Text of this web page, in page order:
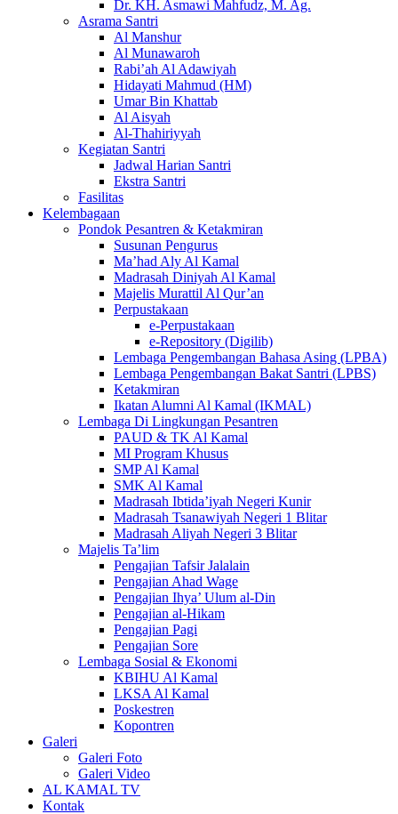
Dr. KH. Asmawi Mahfudz, M. Ag.
Asrama Santri
Al Manshur
Al Munawaroh
Rabi’ah Al Adawiyah
Hidayati Mahmud (HM)
Umar Bin Khattab
Al Aisyah
Al-Thahiriyyah
Kegiatan Santri
Jadwal Harian Santri
Ekstra Santri
Fasilitas
Kelembagaan
Pondok Pesantren & Ketakmiran
Susunan Pengurus
Ma’had Aly Al Kamal
Madrasah Diniyah Al Kamal
Majelis Murattil Al Qur’an
Perpustakaan
e-Perpustakaan
e-Repository (Digilib)
Lembaga Pengembangan Bahasa Asing (LPBA)
Lembaga Pengembangan Bakat Santri (LPBS)
Ketakmiran
Ikatan Alumni Al Kamal (IKMAL)
Lembaga Di Lingkungan Pesantren
PAUD & TK Al Kamal
MI Program Khusus
SMP Al Kamal
SMK Al Kamal
Madrasah Ibtida’iyah Negeri Kunir
Madrasah Tsanawiyah Negeri 1 Blitar
Madrasah Aliyah Negeri 3 Blitar
Majelis Ta’lim
Pengajian Tafsir Jalalain
Pengajian Ahad Wage
Pengajian Ihya’ Ulum al-Din
Pengajian al-Hikam
Pengajian Pagi
Pengajian Sore
Lembaga Sosial & Ekonomi
KBIHU Al Kamal
LKSA Al Kamal
Poskestren
Kopontren
Galeri
Galeri Foto
Galeri Video
AL KAMAL TV
Kontak